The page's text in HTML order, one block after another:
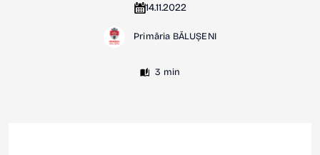
14.11.2022
Primăria BĂLUȘENI
3 min